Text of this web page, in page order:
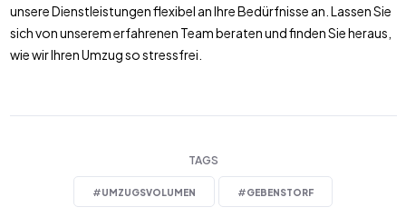
unsere Dienstleistungen flexibel an Ihre Bedürfnisse an. Lassen Sie
sich von unserem erfahrenen Team beraten und finden Sie heraus,
wie wir Ihren Umzug so stressfrei.
TAGS
#UMZUGSVOLUMEN #GEBENSTORF